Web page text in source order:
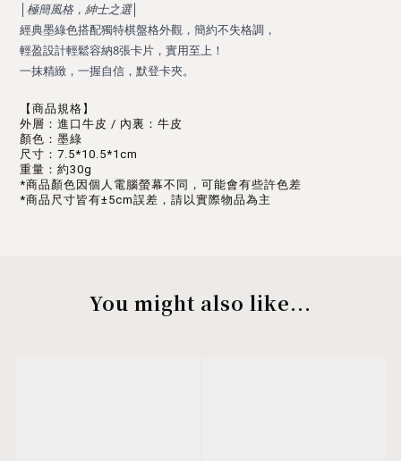
極簡風格，紳士之選│
經典墨綠色搭配獨特棋盤格外觀，簡約不失格調，
輕盈設計輕鬆容納8張卡片，實用至上！
一抹精緻，一握自信，默登卡夾。
【商品規格】
外層：進口牛皮 / 內裏：牛皮
顏色：墨綠
尺寸：7.5*10.5*1cm
重量：約30g
*商品顏色因個人電腦螢幕不同，可能會有些許色差
*商品尺寸皆有±5cm誤差，請以實際物品為主
You might also like...